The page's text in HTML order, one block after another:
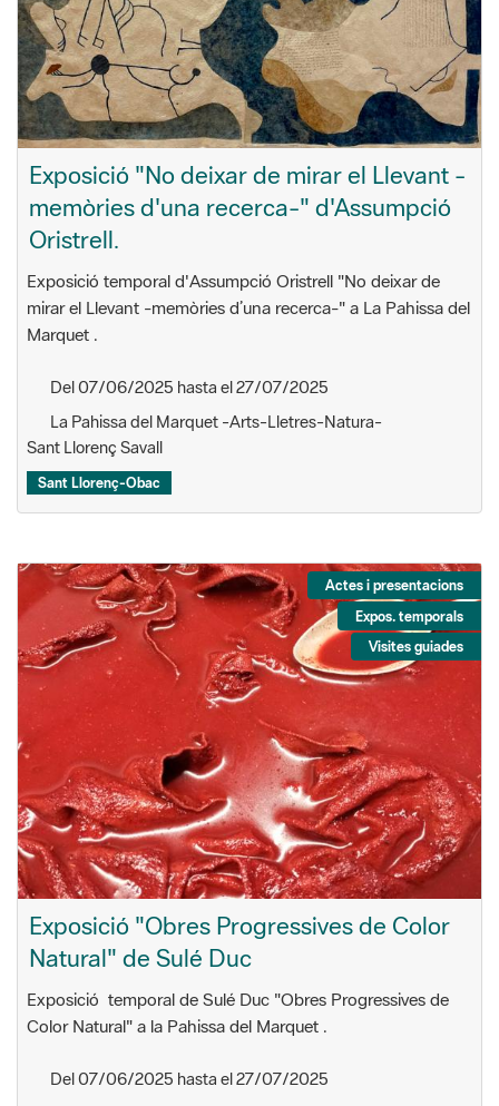
Exposició "No deixar de mirar el Llevant -
memòries d'una recerca-" d'Assumpció
Oristrell.
Exposició temporal d'Assumpció Oristrell "No deixar de
mirar el Llevant -memòries d’una recerca-" a La Pahissa del
Marquet .
Del 07/06/2025 hasta el 27/07/2025
La Pahissa del Marquet -Arts-Lletres-Natura-
Sant Llorenç Savall
Sant Llorenç-Obac
Actes i presentacions
Expos. temporals
Visites guiades
Exposició "Obres Progressives de Color
Natural" de Sulé Duc
Exposició temporal de Sulé Duc "Obres Progressives de
Color Natural" a la Pahissa del Marquet .
Del 07/06/2025 hasta el 27/07/2025